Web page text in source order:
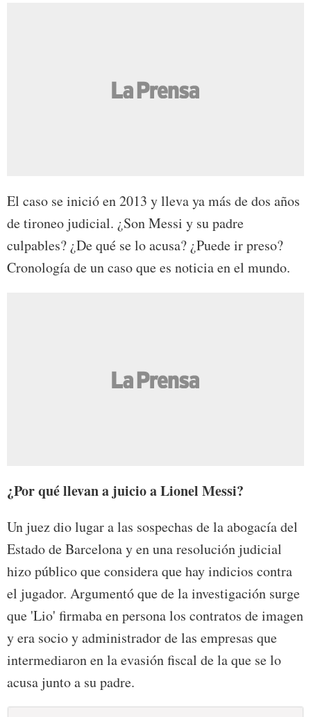
El caso se inició en 2013 y lleva ya más de dos años
de tironeo judicial. ¿Son Messi y su padre
culpables? ¿De qué se lo acusa? ¿Puede ir preso?
Cronología de un caso que es noticia en el mundo.
¿Por qué llevan a juicio a Lionel Messi?
Un juez dio lugar a las sospechas de la abogacía del
Estado de Barcelona y en una resolución judicial
hizo público que considera que hay indicios contra
el jugador. Argumentó que de la investigación surge
que 'Lio' firmaba en persona los contratos de imagen
y era socio y administrador de las empresas que
intermediaron en la evasión fiscal de la que se lo
acusa junto a su padre.